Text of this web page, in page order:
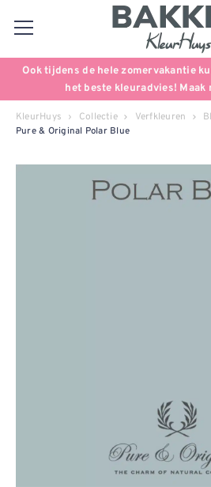
Ook tijdens de hele zomervakantie
het beste kleuradvies! Maak
KleurHuys Collectie Verfkleuren
Pure & Original Polar Blue